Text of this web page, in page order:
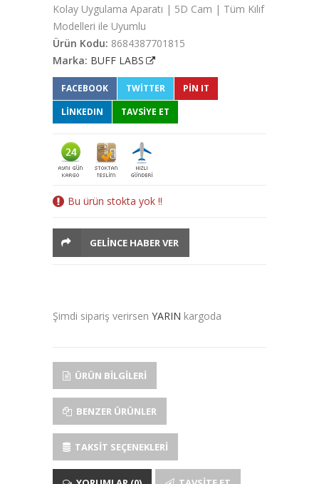
Kolay Uygulama Aparatı | 5D Cam | Tüm Kılıf
Modelleri ile Uyumlu
Ürün Kodu: 8684387701815
Marka: BUFF LABS
FACEBOOK TWITTER
PIN IT
LINKEDIN
TAVSİYE ET
Bu ürün stokta yok !!
GELINCE HABER VER
Şimdi sipariş verirsen YARIN kargoda
ÜRÜN BILGILERI
BENZER ÜRÜNLER
TAKSIT SEÇENEKLERI